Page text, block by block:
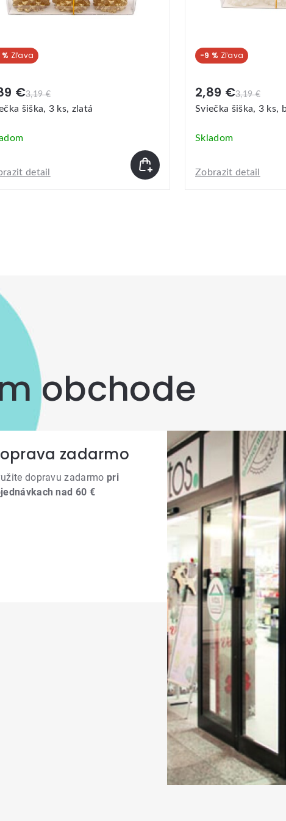
3,19 €
€
šiška, 3 ks, zlatá
detail
-9 %
3,19 €
2,89 €
Sviečka šiška, 3 ks,
Skladom
Zobrazit detail
obchode
zadarmo
dopravu zadarmo pri
nad 60 €